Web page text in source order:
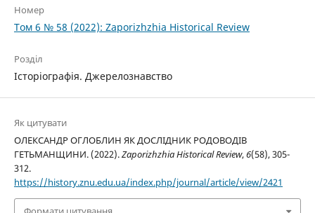
Номер
Том 6 № 58 (2022): Zaporizhzhia Historical Review
Розділ
Історіографія. Джерелознавство
Як цитувати
ОЛЕКСАНДР ОГЛОБЛИН ЯК ДОСЛІДНИК РОДОВОДІВ
ГЕТЬМАНЩИНИ. (2022).Zaporizhzhia Historical Review,6(58), 305-
312.
https://history.znu.edu.ua/index.php/journal/article/view/2421